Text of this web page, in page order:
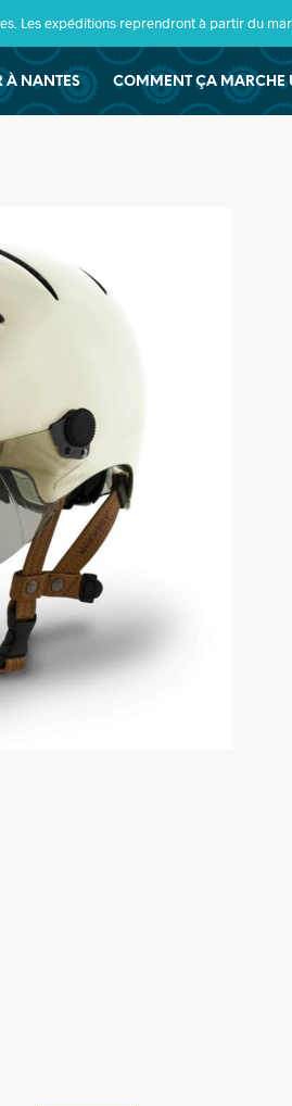
Les expéditions reprendront à partir du
À NANTES COMMENT ÇA MARCHE